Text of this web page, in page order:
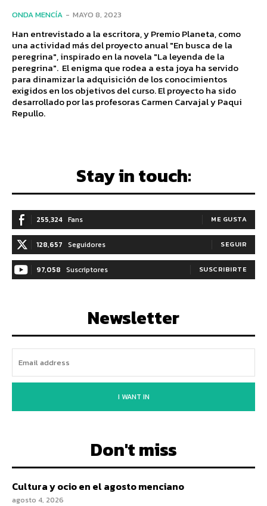
ONDA MENCÍA - MAYO 8, 2023
Han entrevistado a la escritora, y Premio Planeta, como
una actividad más del proyecto anual "En busca de la
peregrina", inspirado en la novela "La leyenda de la
peregrina". El enigma que rodea a esta joya ha servido
para dinamizar la adquisición de los conocimientos
exigidos en los objetivos del curso. El proyecto ha sido
desarrollado por las profesoras Carmen Carvajal y Paqui
Repullo.
Stay in touch:
255,324 Fans ME GUSTA
128,657 Seguidores SEGUIR
97,058 Suscriptores SUSCRIBIRTE
Newsletter
I WANT IN
Don't miss
Cultura y ocio en el agosto menciano
agosto 4, 2026